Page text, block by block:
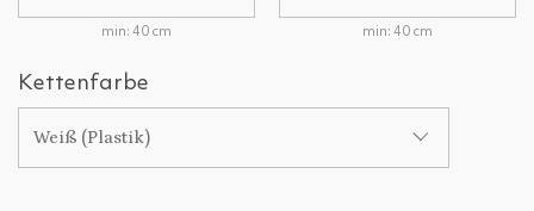
min: 40 cm min: 40 cm
Kettenfarbe
Weiß (Plastik)